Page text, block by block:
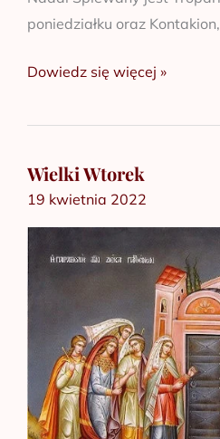
poniedziałku oraz Kontakion,
Dowiedz się więcej »
Wielki Wtorek
19 kwietnia 2022
Wielki
Wtorek